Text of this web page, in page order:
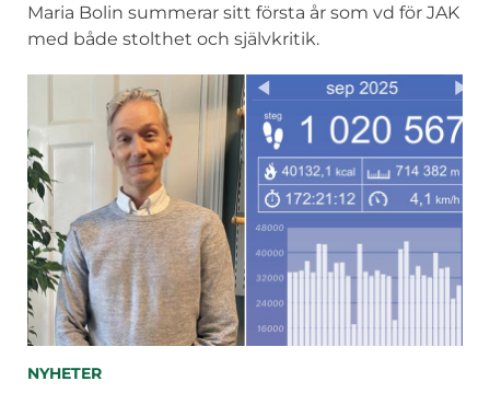
Maria Bolin summerar sitt första år som vd för JAK
med både stolthet och självkritik.
KATEGORIER
NYHETER